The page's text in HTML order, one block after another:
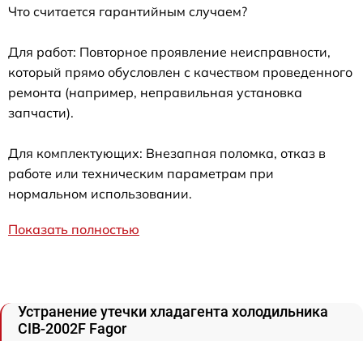
Что считается гарантийным случаем?
Для работ: Повторное проявление неисправности,
который прямо обусловлен с качеством проведенного
ремонта (например, неправильная установка
запчасти).
Для комплектующих: Внезапная поломка, отказ в
работе или техническим параметрам при
нормальном использовании.
Показать полностью
Устранение утечки хладагента холодильника
CIB-2002F Fagor